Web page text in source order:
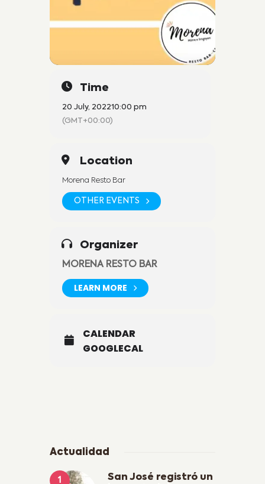
Time
20 July, 202210:00 pm
(GMT+00:00)
Location
Morena Resto Bar
OTHER EVENTS
Organizer
MORENA RESTO BAR
LEARN MORE
CALENDAR
GOOGLECAL
Actualidad
San José registró un